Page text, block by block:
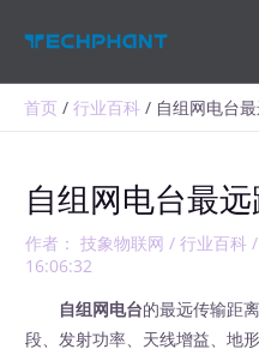
首页 行业百科 自组网电台
自组网电台最
作者： 技象物联网/行业百科 /
16:06:32
自组网电台的最远传输距
段、发射功率、天线增益、地